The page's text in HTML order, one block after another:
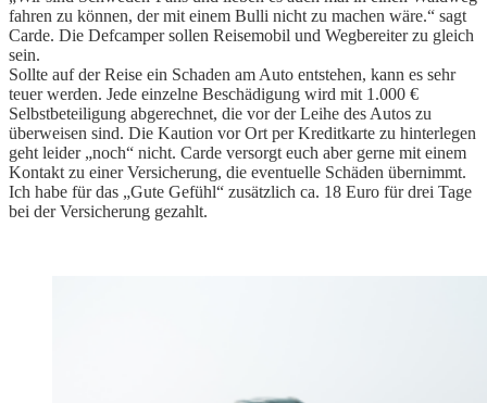
fahren zu können, der mit einem Bulli nicht zu machen wäre.“ sagt
Carde. Die Defcamper sollen Reisemobil und Wegbereiter zu gleich
sein.
Sollte auf der Reise ein Schaden am Auto entstehen, kann es sehr
teuer werden. Jede einzelne Beschädigung wird mit 1.000 €
Selbstbeteiligung abgerechnet, die vor der Leihe des Autos zu
überweisen sind. Die Kaution vor Ort per Kreditkarte zu hinterlegen
geht leider „noch“ nicht. Carde versorgt euch aber gerne mit einem
Kontakt zu einer Versicherung, die eventuelle Schäden übernimmt.
Ich habe für das „Gute Gefühl“ zusätzlich ca. 18 Euro für drei Tage
bei der Versicherung gezahlt.